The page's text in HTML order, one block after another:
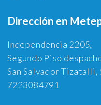
Dirección en
Independencia 2205,
Segundo Piso
San Salvador Tizatalli,
7223084791